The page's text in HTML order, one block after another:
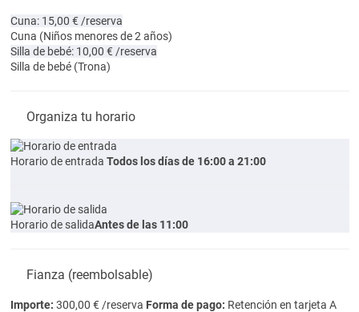
Cuna: 15,00 € /reserva
Cuna (Niños menores de 2 años)
Silla de bebé: 10,00 € /reserva
Silla de bebé (Trona)
Organiza tu horario
Horario de entrada Todos los días de 16:00 a 21:00
Horario de salidaAntes de las 11:00
Fianza (reembolsable)
Importe: 300,00 € /reserva Forma de pago: Retención en tarjeta A